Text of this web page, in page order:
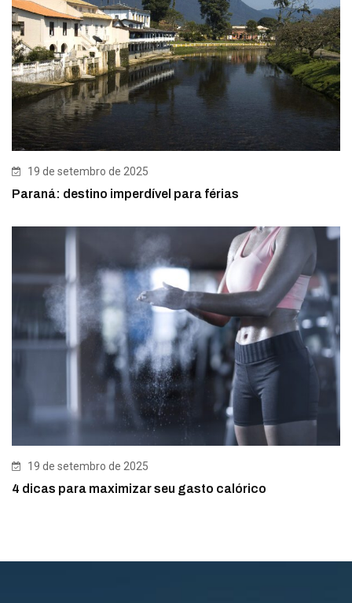
19 de setembro de 2025
Paraná: destino imperdível para férias
19 de setembro de 2025
4 dicas para maximizar seu gasto calórico